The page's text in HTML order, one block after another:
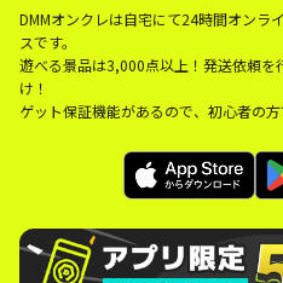
DMMオンクレは自宅にて24時間オンラ
スです。
遊べる景品は3,000点以上！発送依頼を
け！
ゲット保証機能があるので、初心者の方